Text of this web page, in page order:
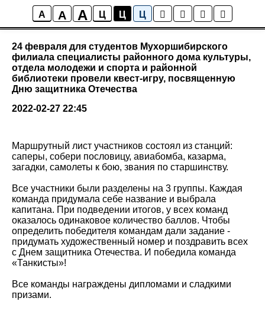
A A A Ц Ц Ц
Новости колледжа
24 февраля для студентов Мухоршибирского
филиала специалисты районного дома культуры,
отдела молодежи и спорта и районной
библиотеки провели квест-игру, посвященную
Дню защитника Отечества
2022-02-27 22:45
Маршрутный лист участников состоял из станций:
саперы, собери пословицу, авиабомба, казарма,
загадки, самолеты к бою, звания по старшинству.
Все участники были разделены на 3 группы. Каждая
команда придумала себе название и выбрала
капитана. При подведении итогов, у всех команд
оказалось одинаковое количество баллов. Чтобы
определить победителя командам дали задание -
придумать художественный номер и поздравить всех
с Днем защитника Отечества. И победила команда
«Танкисты»!
Все команды награждены дипломами и сладкими
призами.